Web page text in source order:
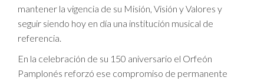
mantener la vigencia de su Misión, Visión y Valores y
seguir siendo hoy en día una institución musical de
referencia.
En la celebración de su 150 aniversario el Orfeón
Pamplonés reforzó ese compromiso de permanente